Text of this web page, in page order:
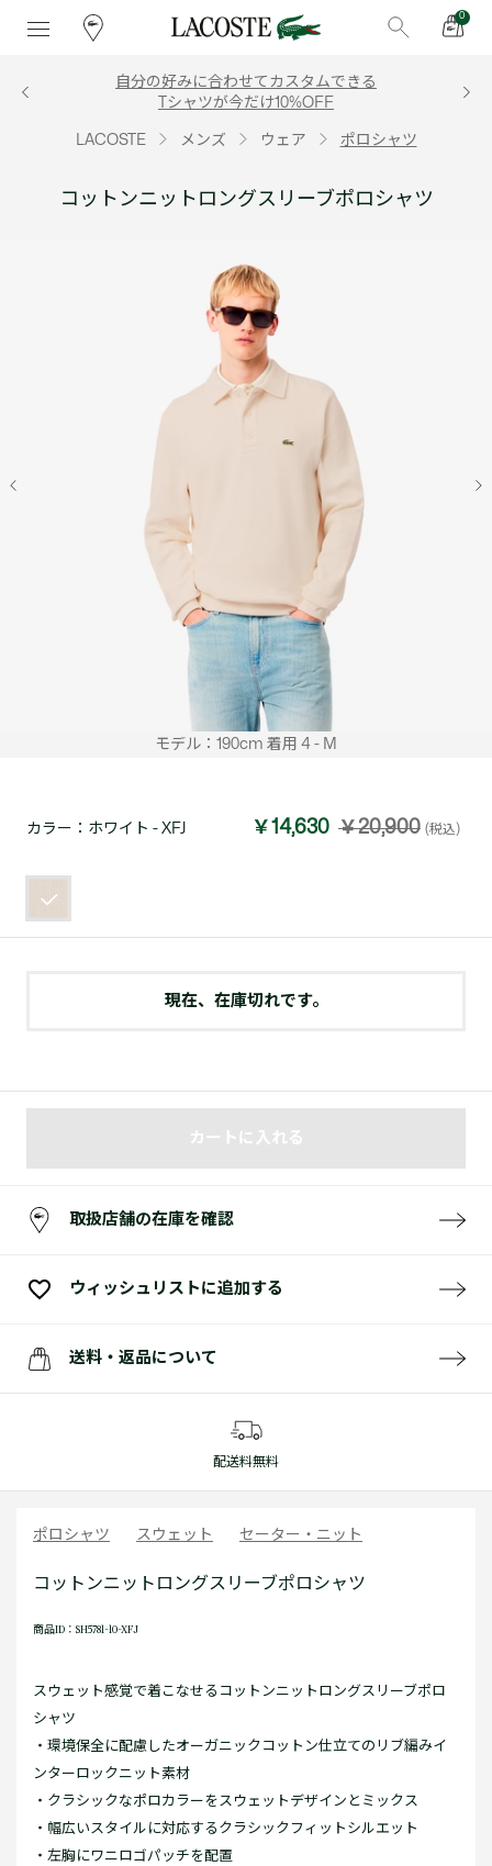
0
自分の好みに合わせてカスタムできる
Tシャツが今だけ10%OFF
LACOSTE メンズ ウェア ポロシャツ
コットンニットロングスリーブポロシャツ
モデル：190cm 着用 4 - M
カラー： ホワイト - XFJ ￥14,630 ￥20,900 (税込)
現在、在庫切れです。
カートに入れる
取扱店舗の在庫を確認
ウィッシュリストに追加する
送料・返品について
配送料無料
ポロシャツ スウェット セーター・ニット
コットンニットロングスリーブポロシャツ
商品ID：SH5781-10-XFJ
スウェット感覚で着こなせるコットンニットロングスリーブポロ
シャツ
・環境保全に配慮したオーガニックコットン仕立てのリブ編みイ
ンターロックニット素材
・クラシックなポロカラーをスウェットデザインとミックス
・幅広いスタイルに対応するクラシックフィットシルエット
・左胸にワニロゴパッチを配置